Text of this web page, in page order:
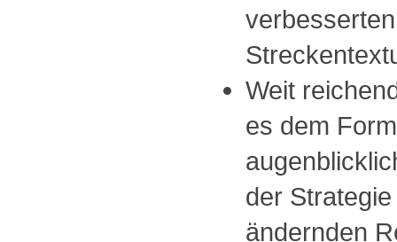
Weit
es dem
der
ändernden